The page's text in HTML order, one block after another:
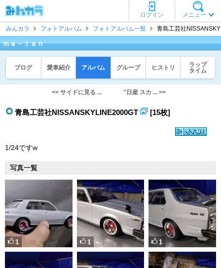
メニュー
ログイン
みんカラ
フォトアルバム フォトアルバム一覧 青島工芸社
ｍａ－ｔａｎ
ブログ 愛車紹介 アルバム グループ ヒストリ
ラップ
タイム
<< サイドに見る ... "日産 スカ ... >>
青島工芸社NISSANSKYLINE2000GT [15枚]
1/24ですw
写真一覧
1 1 1